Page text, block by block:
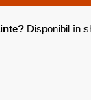
Disponibil în